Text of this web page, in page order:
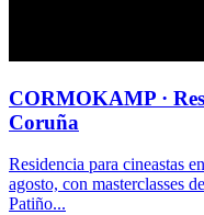
CORMOKAMP ·
Coruña
Residencia para cineastas
agosto, con masterclasses
Patiño...